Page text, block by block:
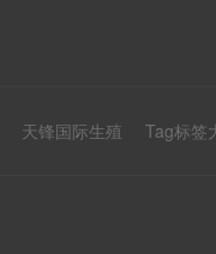
天锋国际生殖 Tag标签